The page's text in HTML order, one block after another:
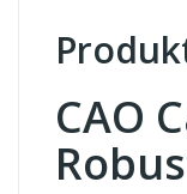
CAO